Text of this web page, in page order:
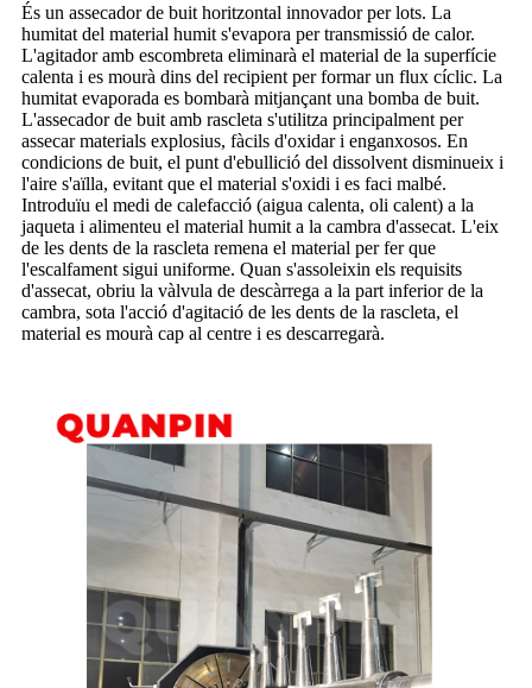
És un assecador de buit horitzontal innovador per lots. La
humitat del material humit s'evapora per transmissió de calor.
L'agitador amb escombreta eliminarà el material de la superfície
calenta i es mourà dins del recipient per formar un flux cíclic. La
humitat evaporada es bombarà mitjançant una bomba de buit.
L'assecador de buit amb rascleta s'utilitza principalment per
assecar materials explosius, fàcils d'oxidar i enganxosos. En
condicions de buit, el punt d'ebullició del dissolvent disminueix i
l'aire s'aïlla, evitant que el material s'oxidi i es faci malbé.
Introduïu el medi de calefacció (aigua calenta, oli calent) a la
jaqueta i alimenteu el material humit a la cambra d'assecat. L'eix
de les dents de la rascleta remena el material per fer que
l'escalfament sigui uniforme. Quan s'assoleixin els requisits
d'assecat, obriu la vàlvula de descàrrega a la part inferior de la
cambra, sota l'acció d'agitació de les dents de la rascleta, el
material es mourà cap al centre i es descarregarà.